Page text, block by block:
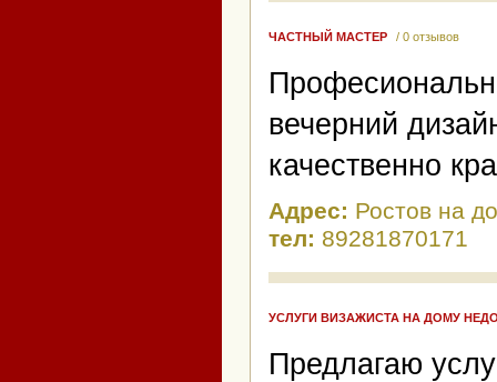
ЧАСТНЫЙ МАСТЕР / 0 отзывов
вечерний
качественно
Адрес: Ростов на
тел: 89281870171
УСЛУГИ ВИЗАЖИСТА НА ДОМУ
Предлагаю